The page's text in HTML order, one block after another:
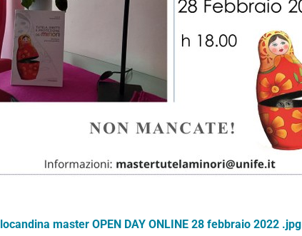
locandina master OPEN DAY ONLINE 28 febbraio 2022 .jpg